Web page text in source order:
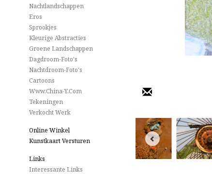
Nachtlandschappen
Eros
Sprookjes
Kleurige Abstracties
Groene Landschappen
Dagdroom-Foto's
Nachtdroom-Foto's
Cartoons
Www.China-Y.com
Tekeningen
Verkocht Werk
Online Winkel
Kunstkaart Versturen
Links
Interessante Links